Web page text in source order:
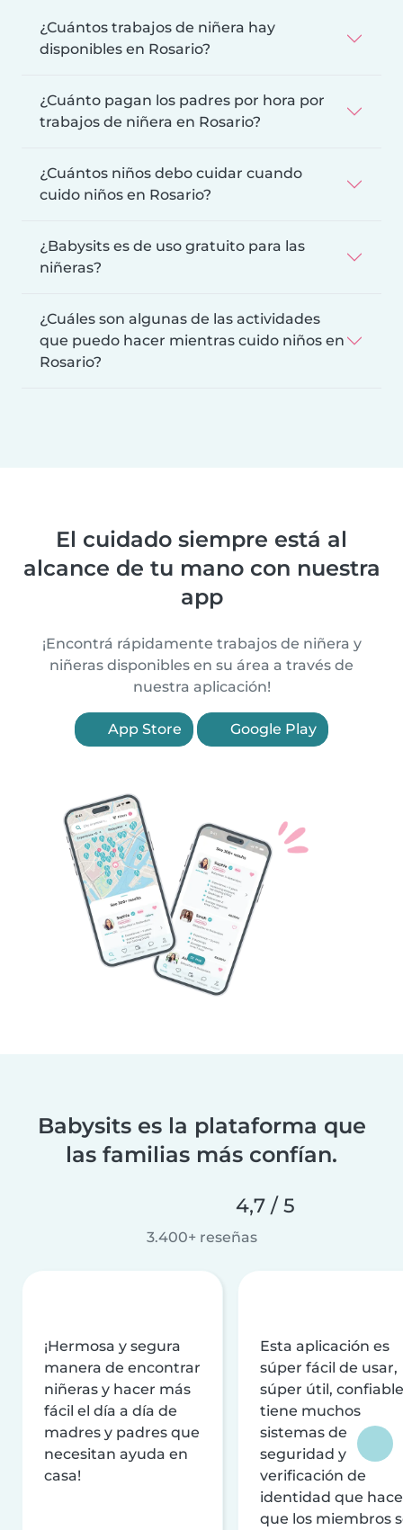
¿Cuántos trabajos de niñera hay
disponibles en Rosario?
¿Cuánto pagan los padres por hora por
trabajos de niñera en Rosario?
¿Cuántos niños debo cuidar cuando
cuido niños en Rosario?
¿Babysits es de uso gratuito para las
niñeras?
¿Cuáles son algunas de las actividades
que puedo hacer mientras cuido niños en
Rosario?
El cuidado siempre está al
alcance de tu mano con nuestra
app
¡Encontrá rápidamente trabajos de niñera y
niñeras disponibles en su área a través de
nuestra aplicación!
App Store Google Play
Babysits es la plataforma que
las familias más confían.
4,7 / 5
3.400+ reseñas
¡Hermosa y segura
manera de encontrar
niñeras y hacer más
fácil el día a día de
madres y padres que
necesitan ayuda en
casa!
Esta aplicación es
súper fácil de usar,
súper útil,
tiene muchos
sistemas de
seguridad y
verificación de
identidad que
que los miembros